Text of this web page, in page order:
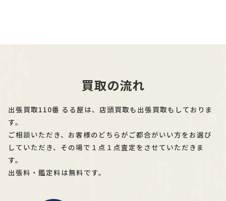
買取の流れ
出張買取110番 るる屋は、店頭買取も出張買取もしておりま
す。
ご相談いただき、お客様のどちらがご都合がいい方をお選び
していただき、その場で１点１点査定をさせていただきま
す。
出張料・鑑定料は無料です。